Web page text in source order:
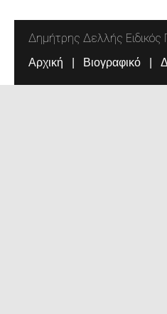
Δημήτρης Δελλής Ειδικός
Αρχική Βιογραφικό